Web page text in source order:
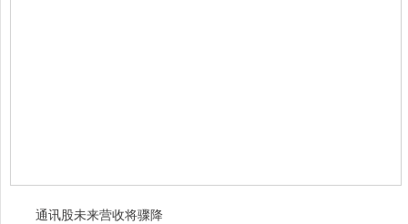
通讯股未来营收将骤降